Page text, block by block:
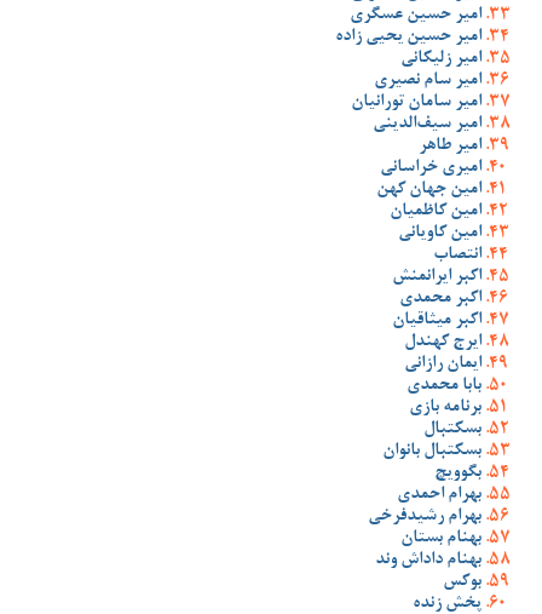
امیر حسین عسگری
امیر حسین یحیی زاده
امیر زلیکانی
امیر سام نصیری
امیر سامان تورانیان
امیر سیف‌الدینی
امیر طاهر
امیری خراسانی
امین جهان کهن
امین کاظمیان
امین کاویانی
انتصاب
اکبر ایرانمنش
اکبر محمدی
اکبر میثاقیان
ایرج کهندل
ایمان رازانی
بابا محمدی
برنامه بازی
بسکتبال
بسکتبال بانوان
بگوویچ
بهرام احمدی
بهرام رشیدفرخی
بهنام بستان
بهنام داداش وند
بوکس
پخش زنده